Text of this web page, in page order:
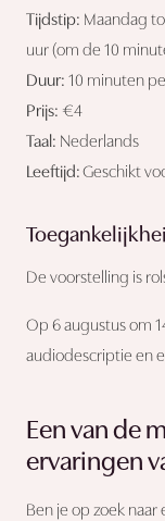
Tijdstip: Maandag
uur (om de 10
Duur: 10 minuten
Prijs: €4
Taal: Nederlands
Leeftijd:Geschikt
De voorstelling is
Op 6 augustus om
audiodescriptie en
Een van de
ervaringen
Ben je op zoek